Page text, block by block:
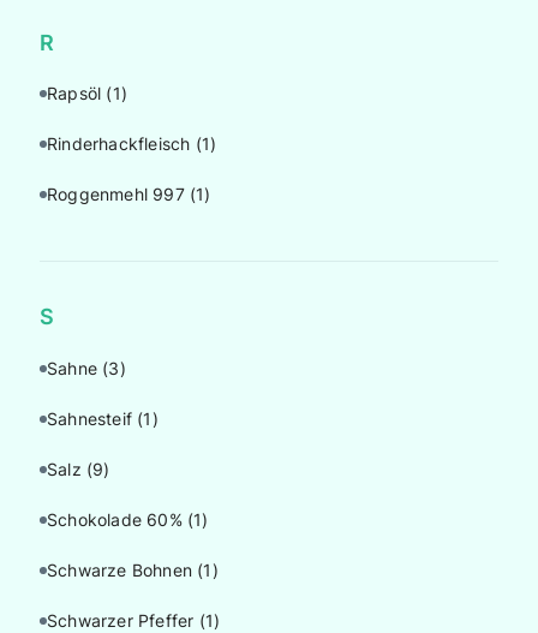
R
Rapsöl (1)
Rinderhackfleisch (1)
Roggenmehl 997 (1)
S
Sahne (3)
Sahnesteif (1)
Salz (9)
Schokolade 60% (1)
Schwarze Bohnen (1)
Schwarzer Pfeffer (1)